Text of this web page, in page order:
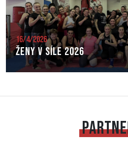
16/4/2026
Ženy v síle 2026